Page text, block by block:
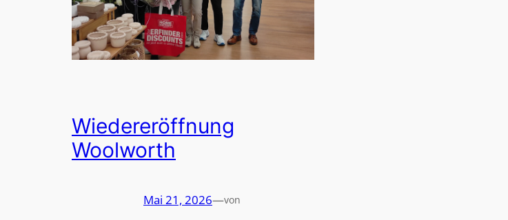
Wiedereröffnung
Woolworth
Mai 21, 2026—von